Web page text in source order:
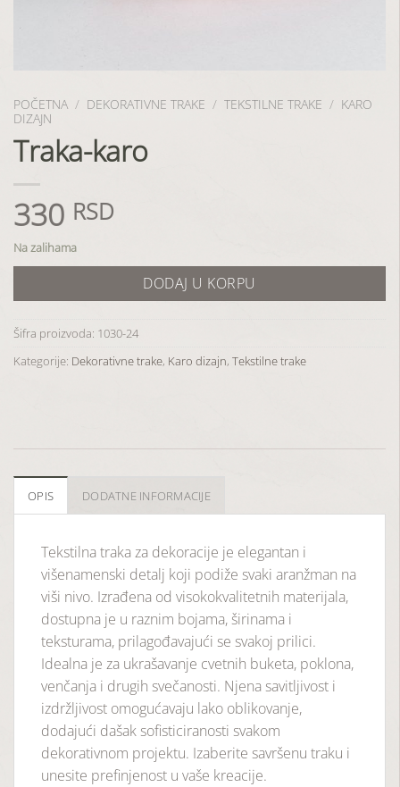
POČETNA / DEKORATIVNE TRAKE / TEKSTILNE TRAKE / KARO
DIZAJN
Traka-karo
330 RSD
Na zalihama
DODAJ U KORPU
Šifra proizvoda: 1030-24
Kategorije: Dekorativne trake, Karo dizajn, Tekstilne trake
OPIS DODATNE INFORMACIJE
Tekstilna traka za dekoracije je elegantan i
višenamenski detalj koji podiže svaki aranžman na
viši nivo. Izrađena od visokokvalitetnih materijala,
dostupna je u raznim bojama, širinama i
teksturama, prilagođavajući se svakoj prilici.
Idealna je za ukrašavanje cvetnih buketa, poklona,
venčanja i drugih svečanosti. Njena savitljivost i
izdržljivost omogućavaju lako oblikovanje,
dodajući dašak sofisticiranosti svakom
dekorativnom projektu. Izaberite savršenu traku i
unesite prefinjenost u vaše kreacije.